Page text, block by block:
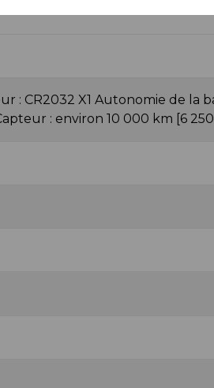
: CR2032 X1 Autonomie de la
: environ 10 000 km [6